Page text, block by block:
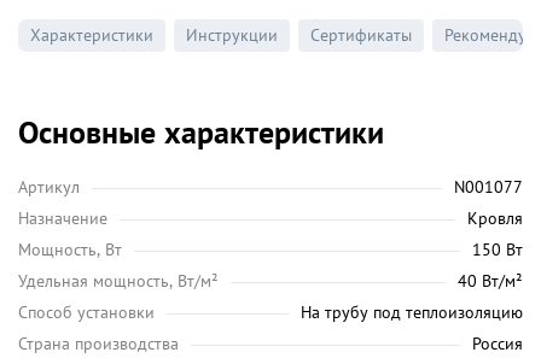
Характеристики Инструкции Сертификаты
Основные характеристики
Артикул
N001077
Назначение
Кровля
Мощность, Вт
150 Вт
Удельная мощность, Вт/м²
40 Вт/м²
Способ установки
На трубу под теплоизоляцию
Страна производства
Россия